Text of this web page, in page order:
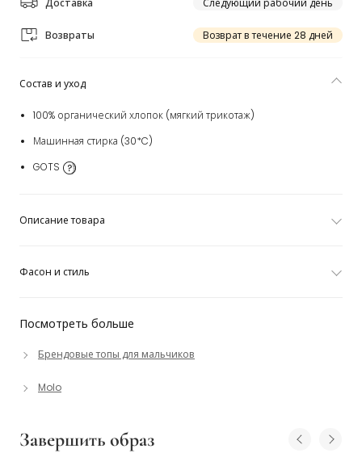
Возвраты Возврат в течение 28 дней
Посмотреть больше
Брендовые топы для мальчиков
Molo
Состав и уход
100% органический хлопок (мягкий трикотаж)
Машинная стирка (30*C)
GOTS
Описание товара
Фасон и стиль
Завершить образ